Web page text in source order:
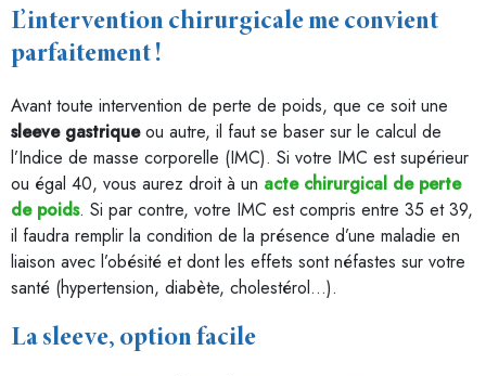
L’intervention chirurgicale me convient
parfaitement !
Avant toute intervention de perte de poids, que ce soit une
sleeve gastriqueou autre, il faut se baser sur le calcul de
l’Indice de masse corporelle (IMC). Si votre IMC est supérieur
ou égal 40, vous aurez droit à un acte chirurgical de perte
de poids. Si par contre, votre IMC est compris entre 35 et 39,
il faudra remplir la condition de la présence d’une maladie en
liaison avec l’obésité et dont les effets sont néfastes sur votre
santé (hypertension, diabète, cholestérol…).
La sleeve, option facile